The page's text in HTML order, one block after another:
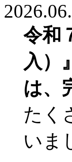
令和
入）
は、
たく
いま